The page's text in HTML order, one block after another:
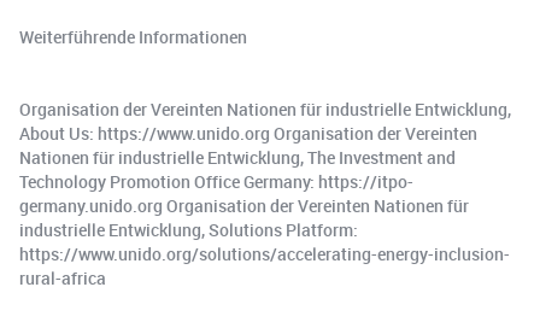
Weiterführende Informationen
Organisation der Vereinten Nationen für industrielle Entwicklung,
About Us: https://www.unido.org Organisation der Vereinten
Nationen für industrielle Entwicklung, The Investment and
Technology Promotion Office Germany: https://itpo-
germany.unido.org Organisation der Vereinten Nationen für
industrielle Entwicklung, Solutions Platform:
https://www.unido.org/solutions/accelerating-energy-inclusion-
rural-africa